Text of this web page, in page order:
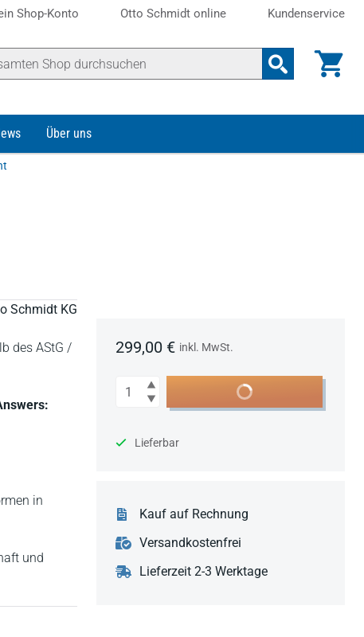
Shop-Konto Otto Schmidt online Kundenservice
Über uns
Schmidt KG
des AStG /
in
und
299,00 € inkl. MwSt.
Anzahl In den Warenkorb
Lieferbar
Kauf auf Rechnung
Versandkostenfrei
Lieferzeit 2-3 Werktage